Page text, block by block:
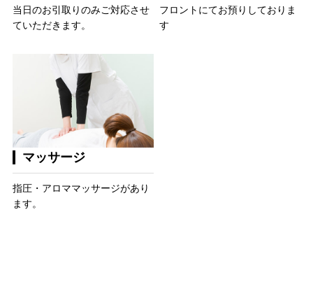
当日のお引取りのみご対応させ
ていただきます。
フロントにてお預りしておりま
す
マッサージ
指圧・アロママッサージがあり
ます。